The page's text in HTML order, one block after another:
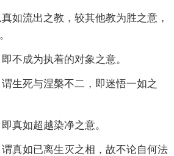
流出之教，较其他教为胜之意，
不成为执着的对象之意。
死与涅槃不二，即迷悟一如之
如超越染净之意。
如已离生灭之相，故不论自何法